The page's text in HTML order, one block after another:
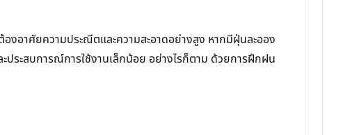
อาศัยความประณีตและความสะอาดอย่างสูง หากมีฝุ่นละออง
ระสบการณ์การใช้งานเล็กน้อย อย่างไรก็ตาม ด้วยการฝึกฝน